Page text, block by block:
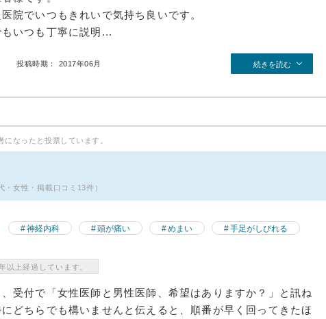
院でいつもきれいで気持ち良いです。
いつも丁寧に説明...
投稿時期： 2017年06月 続きを読む
になったと投票しています。
・女性・掲載口コミ13件）
神経内科 頭が痛い めまい 手足がしびれる
以上経過しています。
受付で「女性医師と男性医師、希望はありますか？」と訊ね
どちらでも構いませんと伝えると、順番が早く回ってきたほ